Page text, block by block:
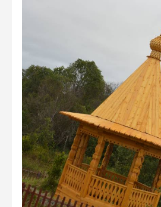
Видео 2023
Фотоконкурс 2022
Не учитываются 2022
Видео 2022
Фотоконкурс 2021
Видео 2021
Фотоконкурс 2020